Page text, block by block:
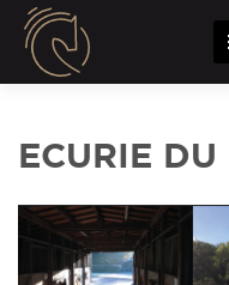
ECURIE
Panneau de gestion